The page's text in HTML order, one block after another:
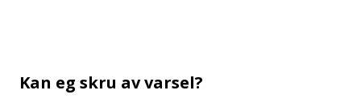
Kan eg skru av varsel?